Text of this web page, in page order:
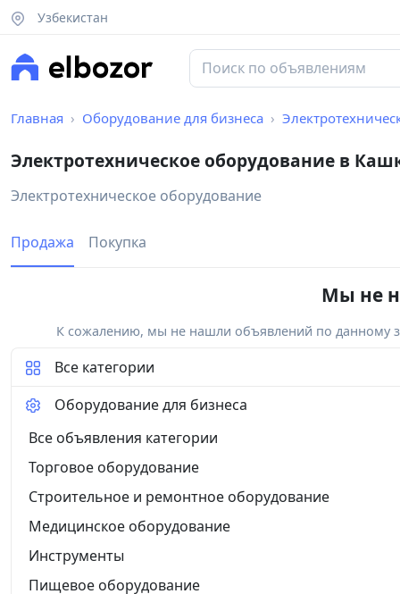
Узбекистан
Главная Оборудование для бизнеса
Электротехническое оборудование в
Электротехническое оборудование
Продажа Покупка
Мы не
К сожалению, мы не нашли объявлений по данному
Все категории
Оборудование для бизнеса
Все объявления категории
Торговое оборудование
Строительное и ремонтное оборудование
Медицинское оборудование
Инструменты
Пищевое оборудование